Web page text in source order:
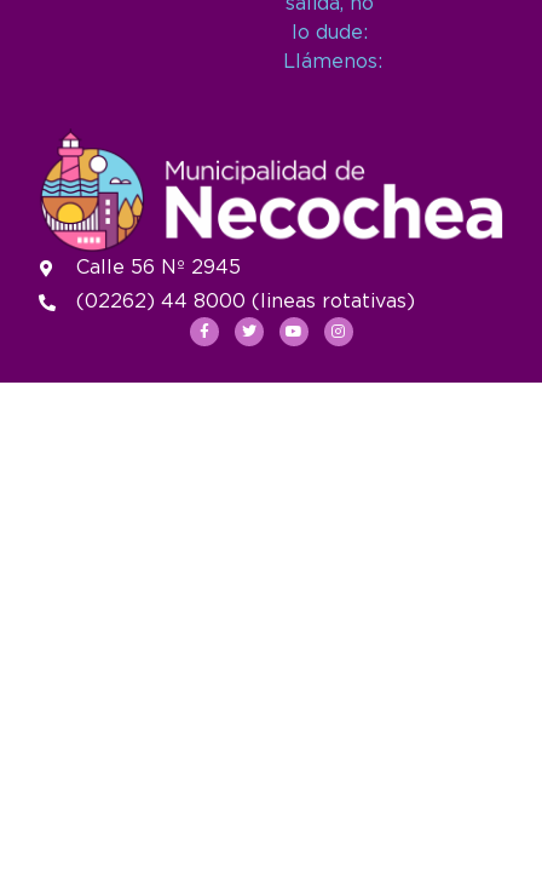
salida, no
lo dude:
Llámenos:
Calle 56 Nº 2945
(02262) 44 8000 (lineas rotativas)